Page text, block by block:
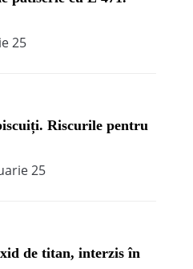
25
Riscurile pentru
25
de titan, interzis în